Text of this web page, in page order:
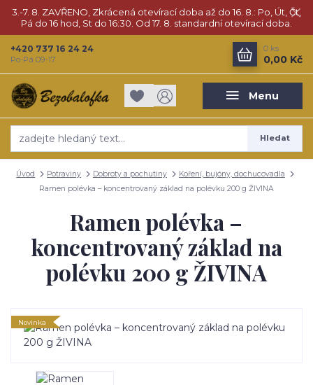
3.-7. 8. ZAVŘENO, Zkrácená otevírací doba až do 16. 8.: Po, Út, Čt,
Pá do 16 hod, St do 16:30. Od 17. 8. standardní otevírací doba.
Menu
Hledat
+420 737 16 24 24
Po-Pá 09-17
0 ks
0,00 Kč
Úvod Potraviny Dobroty a pochutiny
Koření, bujóny, dochucovadla
Ramen polévka – koncentrovaný základ na polévku 200 g ŽIVINA
Ramen polévka –
koncentrovaný základ na
polévku 200 g ŽIVINA
Novinka